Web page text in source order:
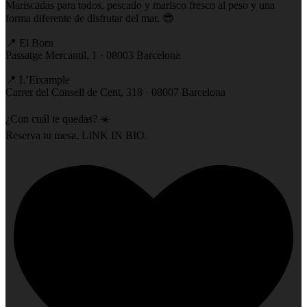
Mariscadas para todos, pescado y marisco fresco al peso y una
forma diferente de disfrutar del mar. 😎
📍 El Born
Passatge Mercantil, 1 · 08003 Barcelona
📍 L’Eixample
Carrer del Consell de Cent, 318 · 08007 Barcelona
¿Con cuál te quedas? ☀️
Reserva tu mesa, LINK IN BIO.